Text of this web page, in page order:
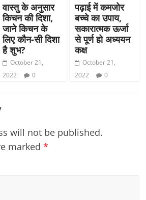
वास्तु के अनुसार
किचन की दिशा,
जाने किचन के
लिए कौन-सी दिशा
है शुभ?
October 21,
2022
0
पढ़ाई में कमजोर
बच्चे का उपाय,
सकारात्मक ऊर्जा
से पूर्ण हो अध्ययन
कक्ष
October 21,
2022
0
will not be published.
marked*